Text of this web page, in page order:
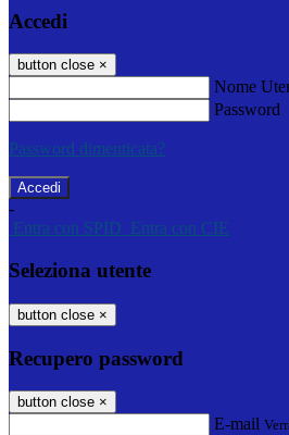
Accedi
button close ×
Nome
Password
Password dimenticata?
-
Entra con SPID Entra con CIE
Seleziona utente
button close ×
Recupero password
button close ×
E-mail